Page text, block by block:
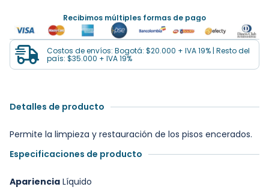
Recibimos múltiples formas de pago
Costos de envíos: Bogotá: $20.000 + IVA 19% | Resto del
país: $35.000 + IVA 19%
Detalles de producto
Permite la limpieza y restauración de los pisos encerados.
Especificaciones de producto
Apariencia Líquido